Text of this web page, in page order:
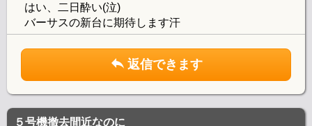
はい、二日酔い(泣)
バーサスの新台に期待します汗
返信できます
５号機撤去間近なのに